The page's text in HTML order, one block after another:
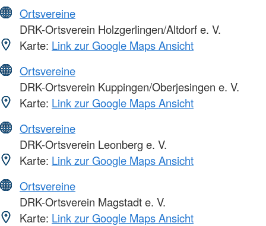
Ortsvereine
DRK-Ortsverein Holzgerlingen/Altdorf e. V.
Karte: Link zur Google Maps Ansicht
Ortsvereine
DRK-Ortsverein Kuppingen/Oberjesingen e. V.
Karte: Link zur Google Maps Ansicht
Ortsvereine
DRK-Ortsverein Leonberg e. V.
Karte: Link zur Google Maps Ansicht
Ortsvereine
DRK-Ortsverein Magstadt e. V.
Karte: Link zur Google Maps Ansicht